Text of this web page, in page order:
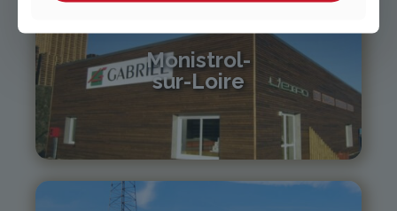
Monistrol-
sur-Loire
monistrol@gabriel-sa.fr